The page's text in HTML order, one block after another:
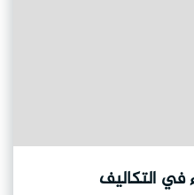
التكاليف